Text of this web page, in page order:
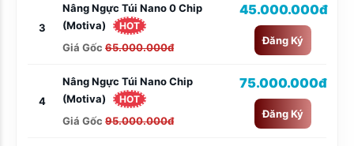
3
Nâng Ngực Túi Nano 0 Chip
(Motiva)
HOT
Giá Gốc 65.000.000đ
45.000.000đ
Đăng Ký
4
Nâng Ngực Túi Nano Chip
(Motiva)
HOT
Giá Gốc 95.000.000đ
75.000.000đ
Đăng Ký